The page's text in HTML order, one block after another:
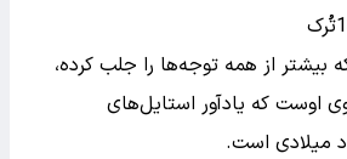
بیشتر از همه توجه‌ها را جلب کرده،
اوست که یادآور استایل‌های
میلادی است.